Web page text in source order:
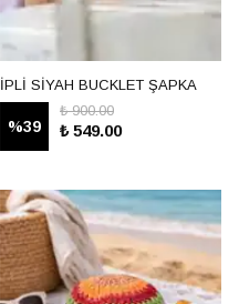
İPLİ SİYAH BUCKLET ŞAPKA
%39
₺ 900.00
₺ 549.00